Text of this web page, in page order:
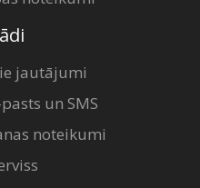
jautājumi
un SMS
noteikumi